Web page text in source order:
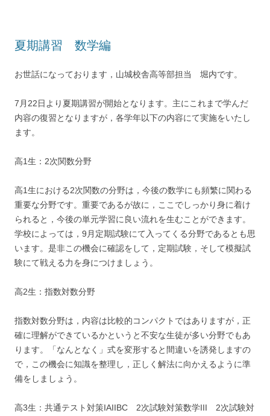
夏期講習 数学編
お世話になっております，山城校舎高等部担当 堀内です。
7月22日より夏期講習が開始となります。主にこれまで学んだ
内容の復習となりますが，各学年以下の内容にて実施をいたし
ます。
高1生：2次関数分野
高1生における2次関数の分野は，今後の数学にも頻繁に関わる
重要な分野です。重要であるが故に，ここでしっかり身に着け
られると，今後の単元学習に良い流れを生むことができます。
学校によっては，9月定期試験にて入ってくる分野であるとも思
います。是非この機会に確認をして，定期試験，そして模擬試
験にて戦える力を身につけましょう。
高2生：指数対数分野
指数対数分野は，内容は比較的コンパクトではありますが，正
確に理解ができているかというと不安な生徒が多い分野でもあ
ります。「なんとなく」式を変形すると間違いを誘発しますの
で，この機会に知識を整理し，正しく解法に向かえるように準
備をしましょう。
高3生：共通テスト対策IAIIBC 2次試験対策数学III 2次試験対